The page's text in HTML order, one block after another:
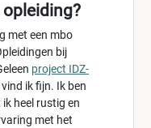
met een mbo
bij
project IDZ-
ik fijn. Ik ben
heel rustig en
met het